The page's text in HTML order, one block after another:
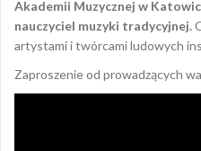
Akademii Muzycznej w
nauczyciel muzyki tradycyjnej.
artystami i twórcami ludowych
Zaproszenie od prowadzących